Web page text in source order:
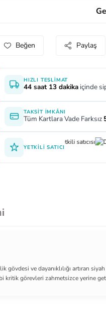
Paylaş
HIZLI TESLIMAT
44 saat 13 dakika içinde
TAKSIT İMKÂNI
Tüm Kartlara Vade Farksız
YETKILI SATICI
gövdesi ve dayanıklılığı artıran
kritik görevleri zahmetsizce yerine